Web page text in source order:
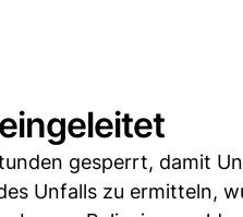
gesperrt, damit
Unfalls zu ermitteln,